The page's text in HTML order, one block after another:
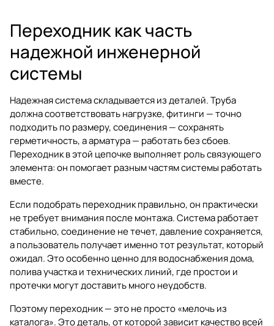
Переходник как часть
надежной инженерной
системы
Надежная система складывается из деталей. Труба
должна соответствовать нагрузке, фитинги — точно
подходить по размеру, соединения — сохранять
герметичность, а арматура — работать без сбоев.
Переходник в этой цепочке выполняет роль связующего
элемента: он помогает разным частям системы работать
вместе.
Если подобрать переходник правильно, он практически
не требует внимания после монтажа. Система работает
стабильно, соединение не течет, давление сохраняется,
а пользователь получает именно тот результат, который
ожидал. Это особенно ценно для водоснабжения дома,
полива участка и технических линий, где простои и
протечки могут доставить много неудобств.
Поэтому переходник — это не просто «мелочь из
каталога». Это деталь, от которой зависит качество всей